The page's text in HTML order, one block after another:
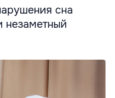
сна
незаметный